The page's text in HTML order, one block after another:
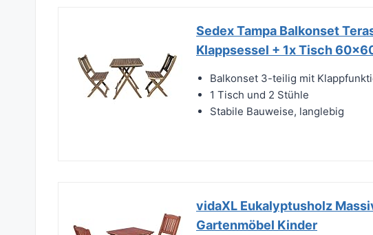
Sedex Tampa Balkonset
Klappsessel + 1x Tisch
Balkonset 3-teilig mit
1 Tisch und 2 Stühle
Stabile Bauweise, langlebig
vidaXL Eukalyptusholz
Gartenmöbel Kinder